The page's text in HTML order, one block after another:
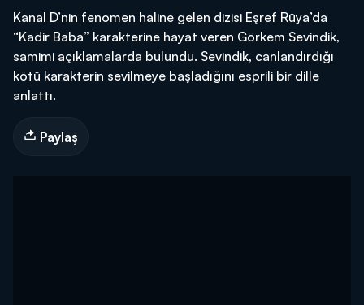
Kanal D’nin fenomen haline gelen dizisi Eşref Rüya’da
“Kadir Baba” karakterine hayat veren Görkem Sevindik,
samimi açıklamalarda bulundu. Sevindik, canlandırdığı
kötü karakterin sevilmeye başladığını esprili bir dille
anlattı.
Paylaş